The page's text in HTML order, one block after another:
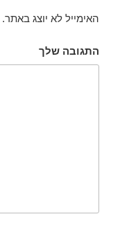
האימייל לא יוצג באתר.
התגובה שלך